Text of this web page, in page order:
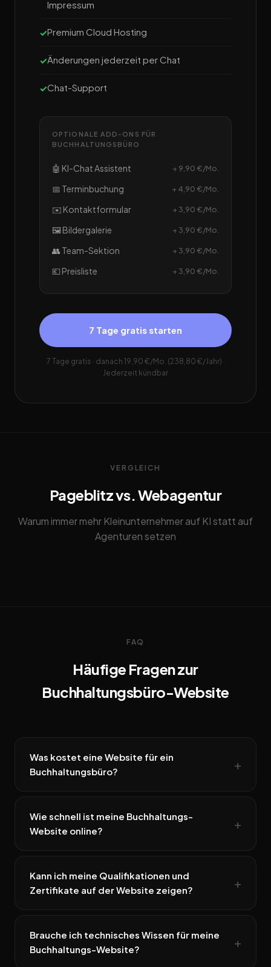
Impressum
Premium Cloud Hosting
Änderungen jederzeit per Chat
Chat-Support
OPTIONALE ADD-ONS FÜR
BUCHHALTUNGSBÜRO
🤖 KI-Chat Assistent + 9,90 €/Mo.
📅 Terminbuchung + 4,90 €/Mo.
✉️ Kontaktformular + 3,90 €/Mo.
🖼️ Bildergalerie + 3,90 €/Mo.
👥 Team-Sektion + 3,90 €/Mo.
💶 Preisliste + 3,90 €/Mo.
7 Tage gratis starten
7 Tage gratis · danach 19,90 €/Mo. (238,80 €/Jahr) ·
Jederzeit kündbar
VERGLEICH
Pageblitz vs. Webagentur
Warum immer mehr Kleinunternehmer auf KI statt auf
Agenturen setzen
FAQ
Häufige Fragen zur
Buchhaltungsbüro-Website
Was kostet eine Website für ein
Buchhaltungsbüro?
Wie schnell ist meine Buchhaltungs-
Website online?
Kann ich meine Qualifikationen und
Zertifikate auf der Website zeigen?
Brauche ich technisches Wissen für meine
Buchhaltungs-Website?